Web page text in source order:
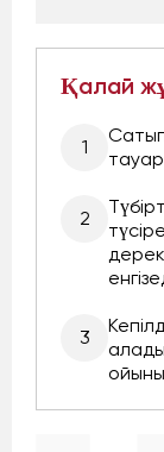
Қалай
1
2
3